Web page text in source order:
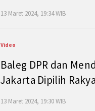
13 Maret 2024, 19:34 WIB
Video
Baleg DPR dan
Jakarta Dipilih
13 Maret 2024, 19:30 WIB